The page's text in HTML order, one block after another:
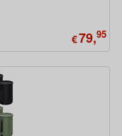
€79,95